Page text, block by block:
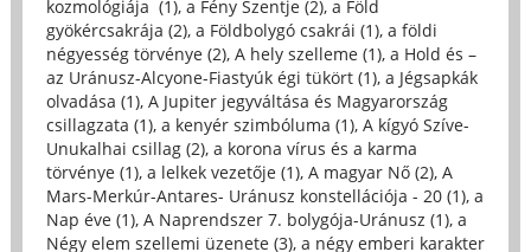
kozmológiája (1), a Fény Szentje (2), a Föld
gyökércsakrája (2), a Földbolygó csakrái (1), a földi
négyesség törvénye (2), A hely szelleme (1), a Hold és –
az Uránusz-Alcyone-Fiastyúk égi tükört (1), a Jégsapkák
olvadása (1), A Jupiter jegyváltása és Magyarország
csillagzata (1), a kenyér szimbóluma (1), A kígyó Szíve-
Unukalhai csillag (2), a korona vírus és a karma
törvénye (1), a lelkek vezetője (1), A magyar Nő (2), A
Mars-Merkúr-Antares- Uránusz konstellációja - 20 (1), a
Nap éve (1), A Naprendszer 7. bolygója-Uránusz (1), a
Négy elem szellemi üzenete (3), a négy emberi karakter